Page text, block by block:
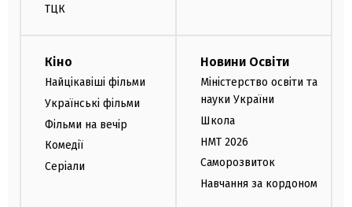
ТЦК
Кіно
Найцікавіші фільми
Українські фільми
Фільми на вечір
Комедії
Серіали
Новини Освіти
Міністерство освіти та
науки України
Школа
НМТ 2026
Саморозвиток
Навчання за кордоном